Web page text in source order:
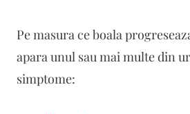
Pe masura ce boala
apara unul sau mai multe din
simptome: